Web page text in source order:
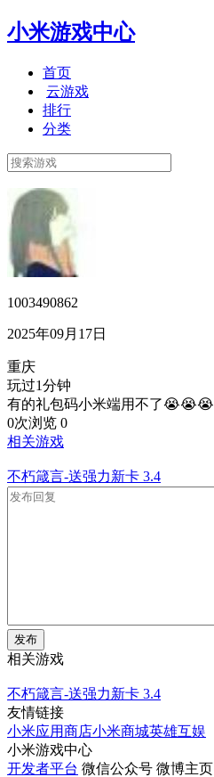
小米游戏中心
首页
云游戏
排行
分类
1003490862
2025年09月17日
重庆
玩过1分钟
有的礼包码小米端用不了😭😭😭
0次浏览 0
相关游戏
不朽箴言-送强力新卡 3.4
发布
相关游戏
不朽箴言-送强力新卡 3.4
友情链接
小米应用商店小米商城英雄互娱
小米游戏中心
开发者平台 微信公众号 微博主页